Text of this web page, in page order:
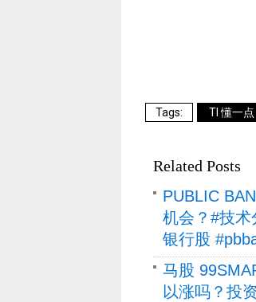
TI 懂一点
Related Posts
PUBLIC
机会？#技
银行股
马股
以涨吗？投